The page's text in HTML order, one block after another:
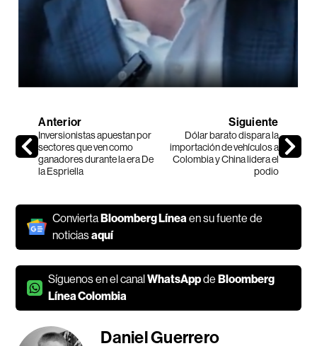
Anterior
Inversionistas apuestan por
sectores que ven como
ganadores durante la era De
la Espriella
Siguiente
Dólar barato dispara la
importación de vehículos a
Colombia y China lidera el
podio
ConviertaBloomberg Línea en su fuente de
noticiasaquí
Síguenos en el canalWhatsAppdeBloomberg
Línea Colombia
Daniel Guerrero